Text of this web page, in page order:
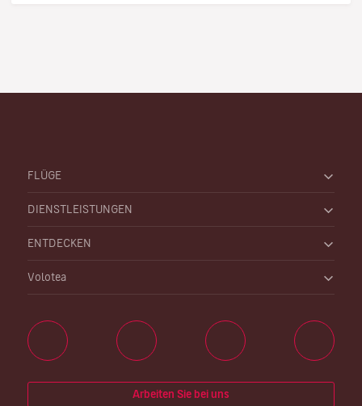
FLÜGE
DIENSTLEISTUNGEN
ENTDECKEN
Volotea
Arbeiten Sie bei uns